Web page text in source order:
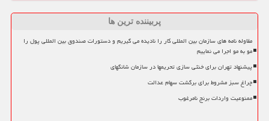
پربیننده ترین ها
مقاوله نامه های سازمان بین المللی کار را نادیده می گیریم و دستورات صندوق بین المللی پول را
مو به مو اجرا می نماییم
پیشنهاد تهران برای خنثی سازی تحریمها در سازمان شانگهای
چراغ سبز مشروط برای برگشت سهام عدالت
ممنوعیت واردات برنج نامرغوب